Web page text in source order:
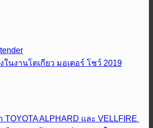
นงานโตเกียว มอเตอร์ โชว์ 2019
ALPHARD และ VELLFIRE